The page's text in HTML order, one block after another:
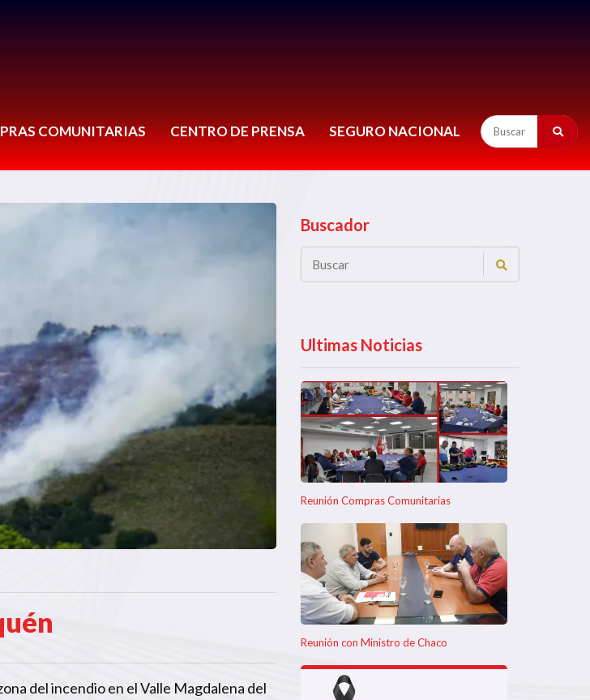
COMUNITARIAS CENTRO DE PRENSA SEGURO NACIONAL
del incendio en el Valle Magdalena del
Buscador
Ultimas Noticias
Reunión Compras Comunitarias
Reunión con Ministro de Chaco